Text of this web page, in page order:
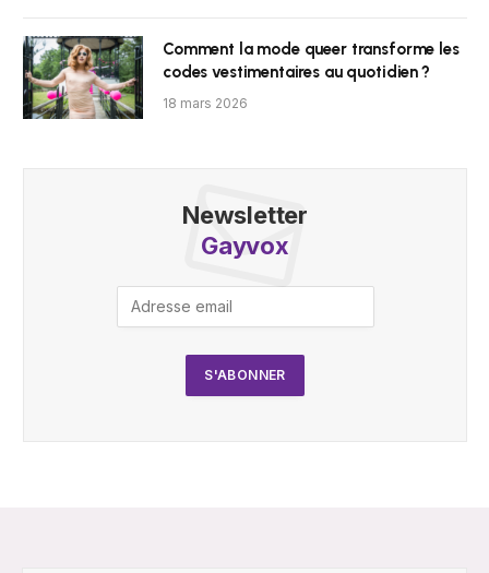
Comment la mode queer transforme les
codes vestimentaires au quotidien ?
18 mars 2026
Newsletter
Gayvox